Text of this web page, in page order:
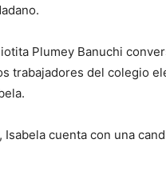
Plumey Banuchi
trabajadores del colegio
cuenta con una